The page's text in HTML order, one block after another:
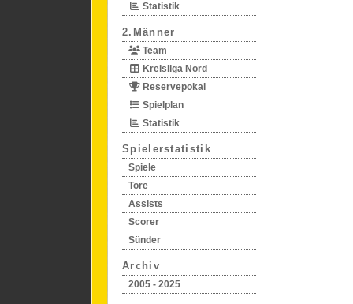
Statistik
2.Männer
Team
Kreisliga Nord
Reservepokal
Spielplan
Statistik
Spielerstatistik
Spiele
Tore
Assists
Scorer
Sünder
Archiv
2005 - 2025